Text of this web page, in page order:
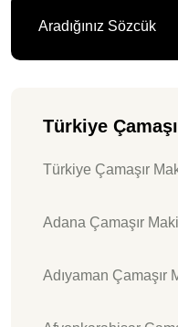
Türkiye
Türkiye Çamaşır
Adana Çamaşır
Adıyaman Çamaşır